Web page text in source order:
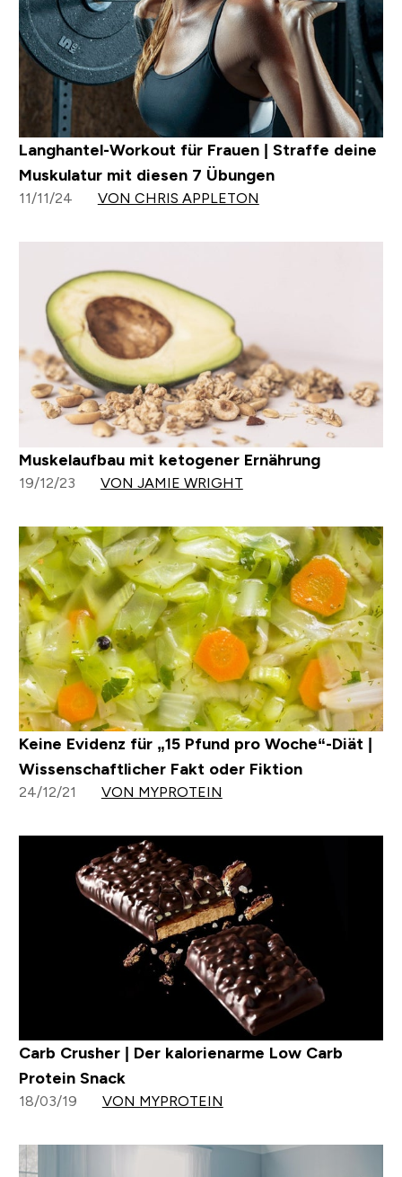
Langhantel-Workout für Frauen | Straffe deine
Muskulatur mit diesen 7 Übungen
11/11/24 VON CHRIS APPLETON
Muskelaufbau mit ketogener Ernährung
19/12/23 VON JAMIE WRIGHT
Keine Evidenz für „15 Pfund pro Woche“-Diät |
Wissenschaftlicher Fakt oder Fiktion
24/12/21 VON MYPROTEIN
Carb Crusher | Der kalorienarme Low Carb
Protein Snack
18/03/19 VON MYPROTEIN